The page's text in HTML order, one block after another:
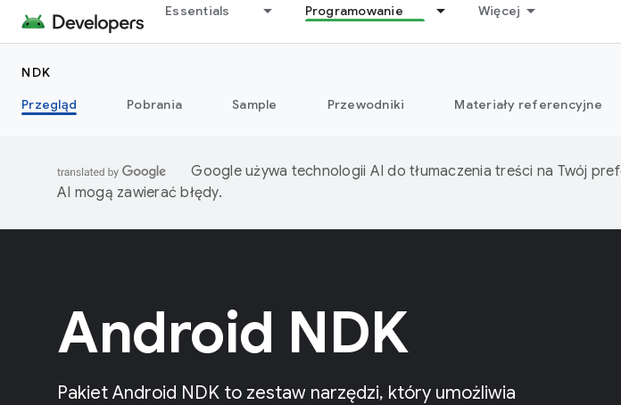
Essentials Programowanie Więcej
NDK
Przegląd
Pobrania Sample Przewodniki Materiały referencyjne
Google używa technologii AI do tłumaczenia treści na Twój
AI mogą zawierać błędy.
Android NDK
Pakiet Android NDK to zestaw narzędzi, który umożliwia